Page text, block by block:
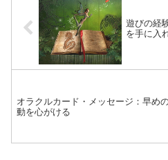
遊びの経
を手に入
オラクルカード・メッセージ：早め
動を心がける